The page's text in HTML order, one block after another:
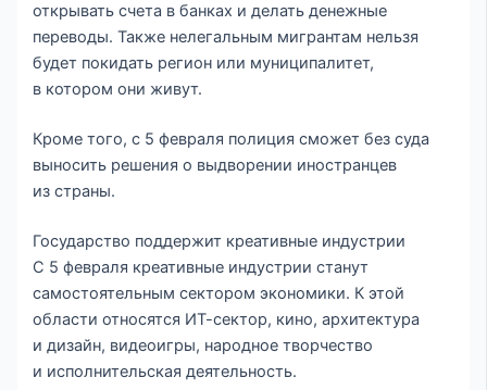
открывать счета в банках и делать денежные
переводы. Также нелегальным мигрантам нельзя
будет покидать регион или муниципалитет,
в котором они живут.
Кроме того, с 5 февраля полиция сможет без суда
выносить решения о выдворении иностранцев
из страны.
Государство поддержит креативные индустрии
С 5 февраля креативные индустрии станут
самостоятельным сектором экономики. К этой
области относятся ИТ-сектор, кино, архитектура
и дизайн, видеоигры, народное творчество
и исполнительская деятельность.